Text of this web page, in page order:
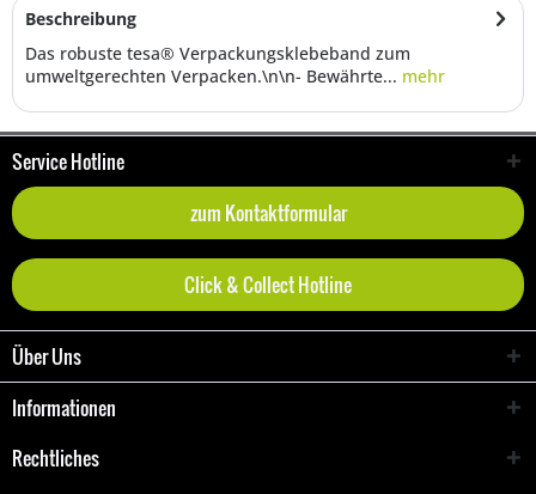
Beschreibung
Das robuste tesa® Verpackungsklebeband zum
umweltgerechten Verpacken.\n\n- Bewährte... mehr
Service Hotline
zum Kontaktformular
Click & Collect Hotline
Über Uns
Informationen
Rechtliches